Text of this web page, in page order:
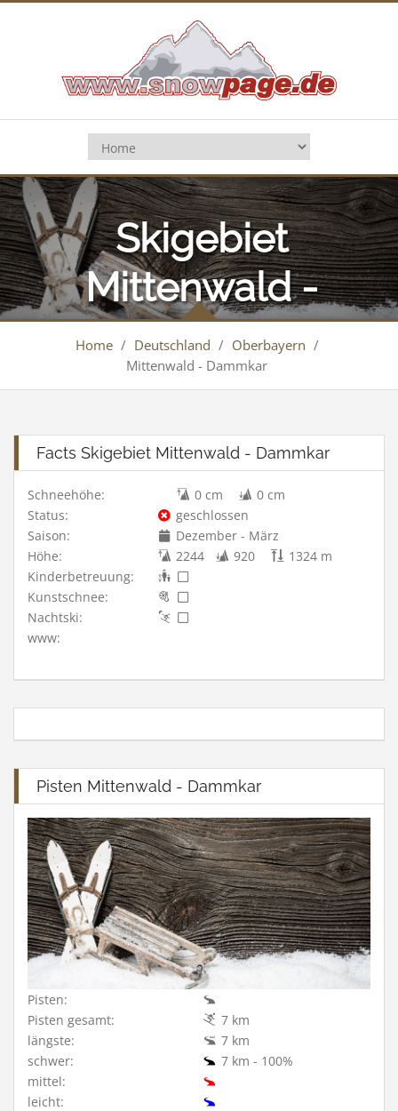
Skigebiet
Mittenwald -
Dammkar
Home / Deutschland / Oberbayern /
Mittenwald - Dammkar
Facts Skigebiet Mittenwald - Dammkar
Schneehöhe: 0 cm
0 cm
Status:
geschlossen
Saison:
Dezember - März
Höhe:
2244 920
1324 m
Kinderbetreuung:
Kunstschnee:
Nachtski:
www:
Pisten Mittenwald - Dammkar
Pisten:
Pisten gesamt:
7 km
längste:
7 km
schwer:
7 km - 100%
mittel:
leicht: